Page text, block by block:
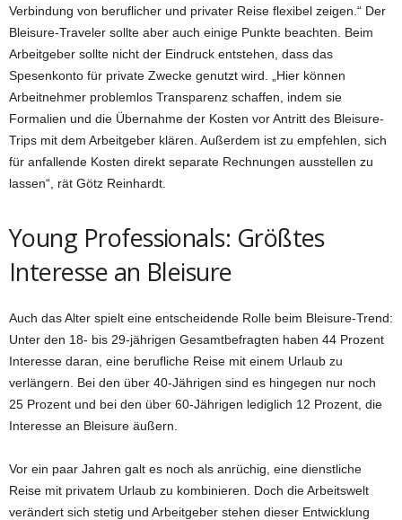
Verbindung von beruflicher und privater Reise flexibel zeigen.“ Der
Bleisure-Traveler sollte aber auch einige Punkte beachten. Beim
Arbeitgeber sollte nicht der Eindruck entstehen, dass das
Spesenkonto für private Zwecke genutzt wird. „Hier können
Arbeitnehmer problemlos Transparenz schaffen, indem sie
Formalien und die Übernahme der Kosten vor Antritt des Bleisure-
Trips mit dem Arbeitgeber klären. Außerdem ist zu empfehlen, sich
für anfallende Kosten direkt separate Rechnungen ausstellen zu
lassen“, rät Götz Reinhardt.
Young Professionals: Größtes
Interesse an Bleisure
Auch das Alter spielt eine entscheidende Rolle beim Bleisure-Trend:
Unter den 18- bis 29-jährigen Gesamtbefragten haben 44 Prozent
Interesse daran, eine berufliche Reise mit einem Urlaub zu
verlängern. Bei den über 40-Jährigen sind es hingegen nur noch
25 Prozent und bei den über 60-Jährigen lediglich 12 Prozent, die
Interesse an Bleisure äußern.
Vor ein paar Jahren galt es noch als anrüchig, eine dienstliche
Reise mit privatem Urlaub zu kombinieren. Doch die Arbeitswelt
verändert sich stetig und Arbeitgeber stehen dieser Entwicklung